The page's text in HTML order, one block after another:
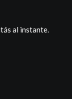
al instante.